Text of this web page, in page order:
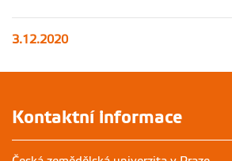
3.12.2020
Kontaktní informace